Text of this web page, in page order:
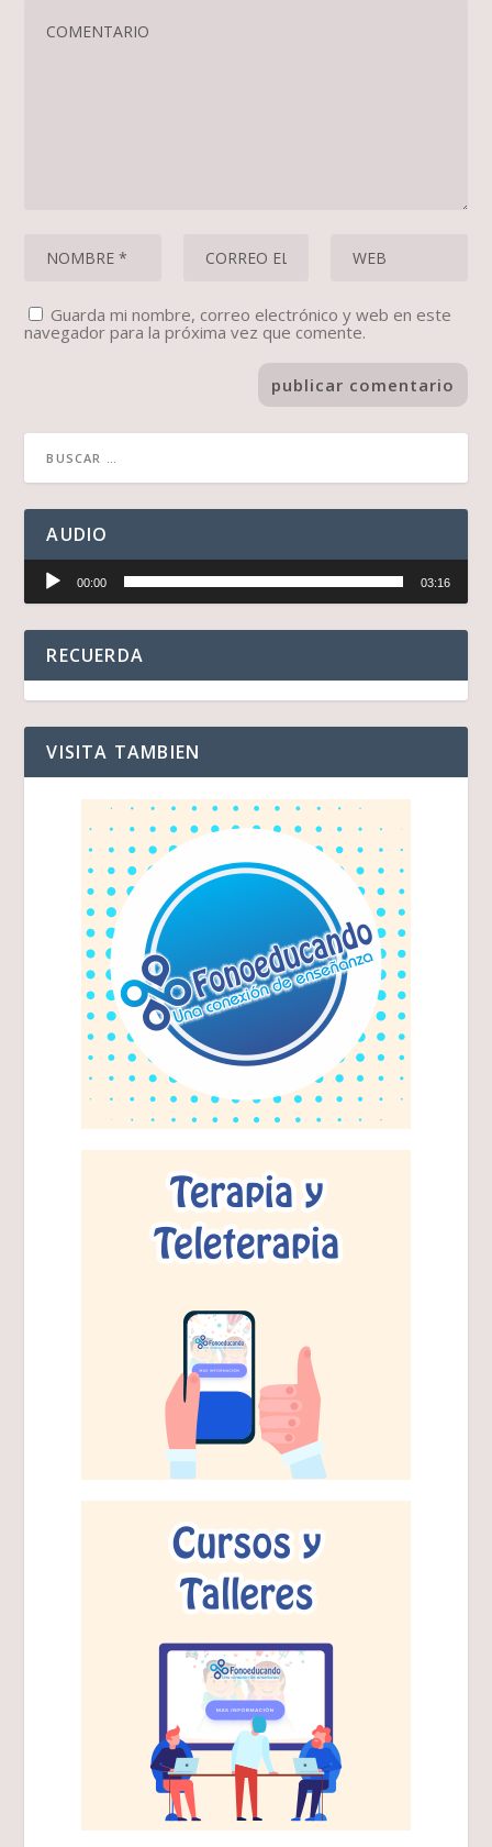
Guarda mi nombre, correo electrónico y web en este
navegador para la próxima vez que comente.
AUDIO
audio
00:00 03:16
RECUERDA
VISITA TAMBIEN